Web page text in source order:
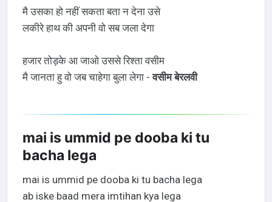
मै उसका हो नहीं सकता बता न देना उसे
लकीरे हाथ की अपनी वो सब जला देगा
हजार तोड़के आ जाओ उससे रिश्ता वसीम
मै जानता हु वो जब चाहेगा बुला लेगा -वसीम बेरलवी
mai is ummid pe dooba ki tu
bacha lega
mai is ummid pe dooba ki tu bacha lega
ab iske baad mera imtihan kya lega